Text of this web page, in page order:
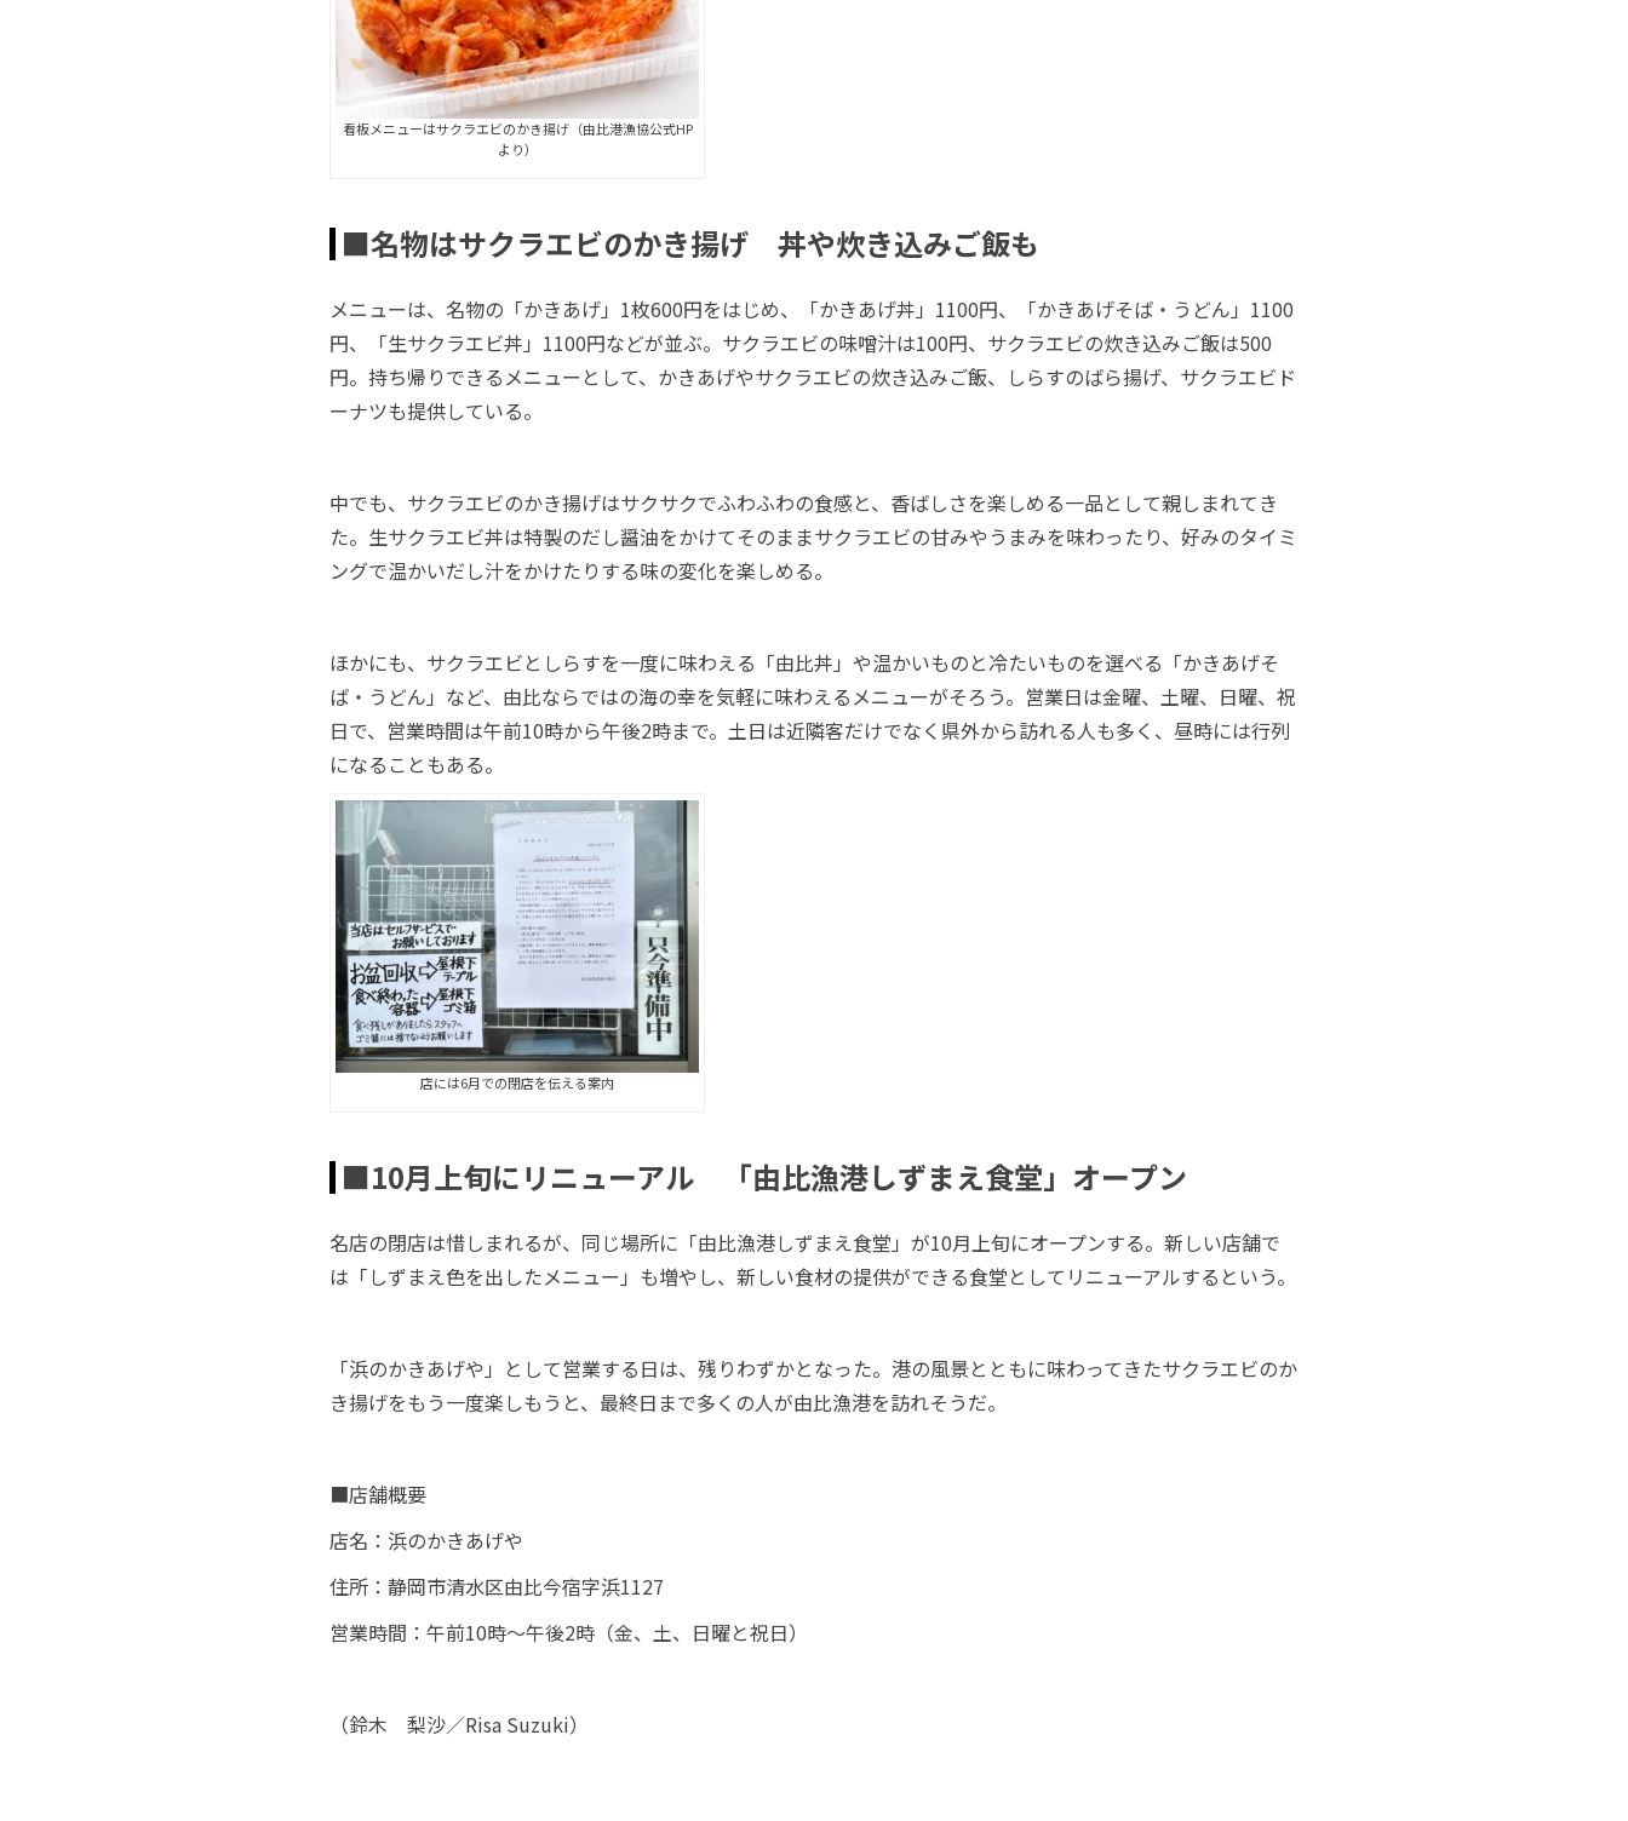
看板メニューはサクラエビのかき揚げ（由比港漁協公式HP
より）
■名物はサクラエビのかき揚げ 丼や炊き込みご飯も
メニューは、名物の「かきあげ」1枚600円をはじめ、「かきあげ丼」1100円、「かきあげそば・うどん」1100
円、「生サクラエビ丼」1100円などが並ぶ。サクラエビの味噌汁は100円、サクラエビの炊き込みご飯は500
円。持ち帰りできるメニューとして、かきあげやサクラエビの炊き込みご飯、しらすのばら揚げ、サクラエビド
ーナツも提供している。
中でも、サクラエビのかき揚げはサクサクでふわふわの食感と、香ばしさを楽しめる一品として親しまれてき
た。生サクラエビ丼は特製のだし醤油をかけてそのままサクラエビの甘みやうまみを味わったり、好みのタイミ
ングで温かいだし汁をかけたりする味の変化を楽しめる。
ほかにも、サクラエビとしらすを一度に味わえる「由比丼」や温かいものと冷たいものを選べる「かきあげそ
ば・うどん」など、由比ならではの海の幸を気軽に味わえるメニューがそろう。営業日は金曜、土曜、日曜、祝
日で、営業時間は午前10時から午後2時まで。土日は近隣客だけでなく県外から訪れる人も多く、昼時には行列
になることもある。
店には6月での閉店を伝える案内
■10月上旬にリニューアル 「由比漁港しずまえ食堂」オープン
名店の閉店は惜しまれるが、同じ場所に「由比漁港しずまえ食堂」が10月上旬にオープンする。新しい店舗で
は「しずまえ色を出したメニュー」も増やし、新しい食材の提供ができる食堂としてリニューアルするという。
「浜のかきあげや」として営業する日は、残りわずかとなった。港の風景とともに味わってきたサクラエビのか
き揚げをもう一度楽しもうと、最終日まで多くの人が由比漁港を訪れそうだ。
■店舗概要
店名：浜のかきあげや
住所：静岡市清水区由比今宿字浜1127
営業時間：午前10時～午後2時（金、土、日曜と祝日）
（鈴木 梨沙／Risa Suzuki）